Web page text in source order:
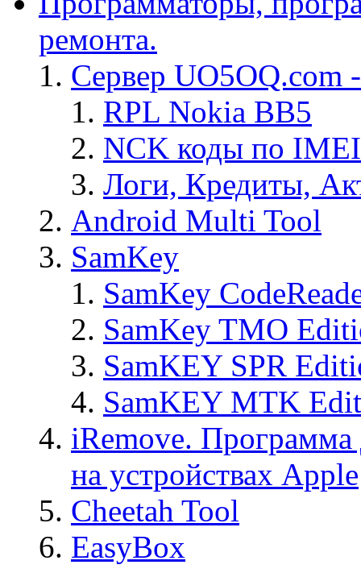
ремонта.
Сервер
RPL Nokia BB5
NCK коды по IMEI
Логи, Кредиты,
Android Multi Tool
SamKey
SamKey
SamKey TMO
SamKEY SPR
SamKEY MTK
iRemove. Программа
на устройствах Apple
Cheetah Tool
EasyBox